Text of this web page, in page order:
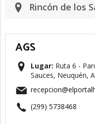
Rincón de los
AGS
Lugar: Ruta 6 -
Sauces, Neuquén,
(299) 5738468